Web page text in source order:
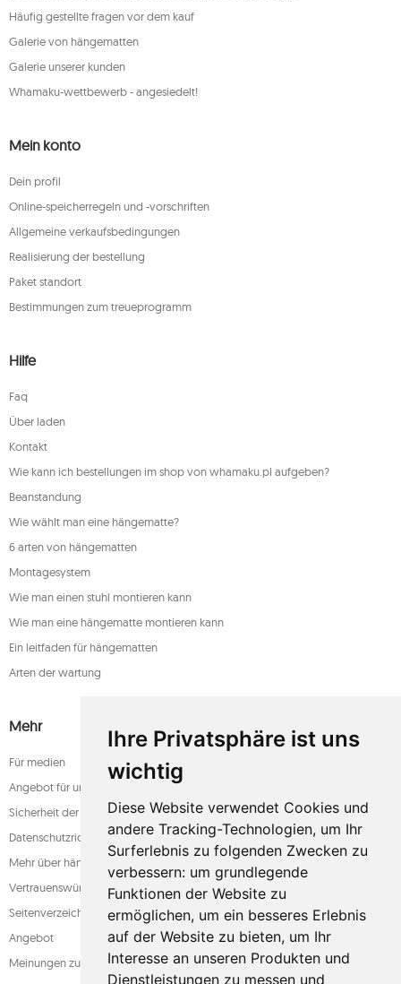
Ihre Privatsphäre ist uns
wichtig
Diese Website verwendet Cookies und
andere Tracking-Technologien, um Ihr
Surferlebnis zu folgenden Zwecken zu
verbessern: um grundlegende
Funktionen der Website zu
ermöglichen, um ein besseres Erlebnis
auf der Website zu bieten, um Ihr
Interesse an unseren Produkten und
Dienstleistungen zu messen und
Häufig gestellte fragen vor dem kauf
Galerie von hängematten
Galerie unserer kunden
Whamaku-wettbewerb - angesiedelt!
Mein konto
Dein profil
Online-speicherregeln und -vorschriften
Allgemeine verkaufsbedingungen
Realisierung der bestellung
Paket standort
Bestimmungen zum treueprogramm
Hilfe
Faq
Über laden
Kontakt
Wie kann ich bestellungen im shop von whamaku.pl aufgeben?
Beanstandung
Wie wählt man eine hängematte?
6 arten von hängematten
Montagesystem
Wie man einen stuhl montieren kann
Wie man eine hängematte montieren kann
Ein leitfaden für hängematten
Arten der wartung
Mehr
Für medien
Angebot für unternehmen
Sicherheit der zahlung
Datenschutzrichtlinie
Mehr über hängematten
Vertrauenswürdiger laden
Seitenverzeichnis
Angebot
Meinungen zum shop